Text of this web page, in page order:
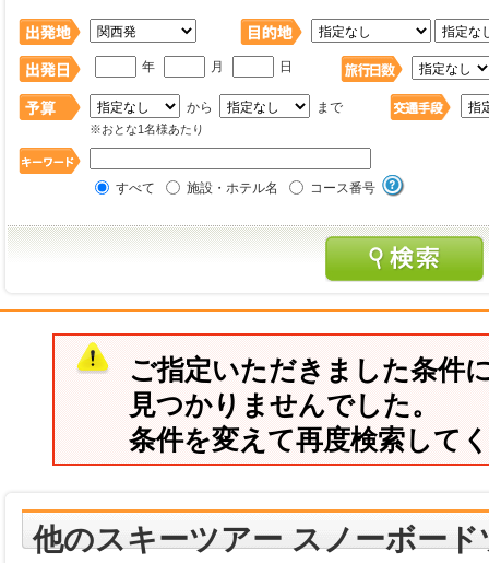
年 月 日
から まで
※おとな1名様あたり
すべて 施設・ホテル名 コース番号
ご指定いただきました条件
見つかりませんでした。
条件を変えて再度検索して
他のスキーツアー スノーボー